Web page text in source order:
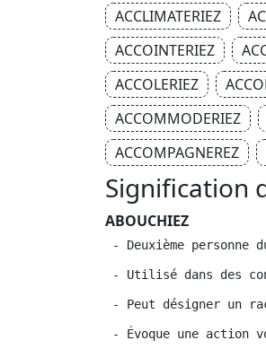
ACCLIMATERIEZ
ACCOINTERIEZ
ACCOLERIEZ
ACCOMMODERIEZ
ACCOMPAGNEREZ
Signification
ABOUCHIEZ
- Deuxième
- Utilisé dans des
- Peut désigner un
- Évoque une action